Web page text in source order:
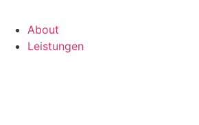
About
Leistungen